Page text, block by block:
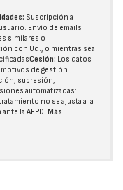
Suscripción a
Envío de emails
similares o
con Ud., o mientras sea
Cesión: Los datos
motivos de gestión
supresión,
automatizadas:
no se ajusta a la
la AEPD. Más